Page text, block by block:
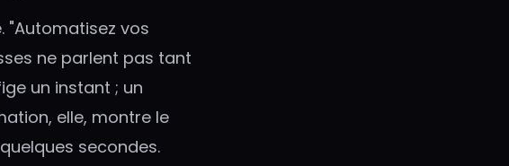
"Automatisez vos
ne parlent pas tant
un instant ; un
elle, montre le
secondes.